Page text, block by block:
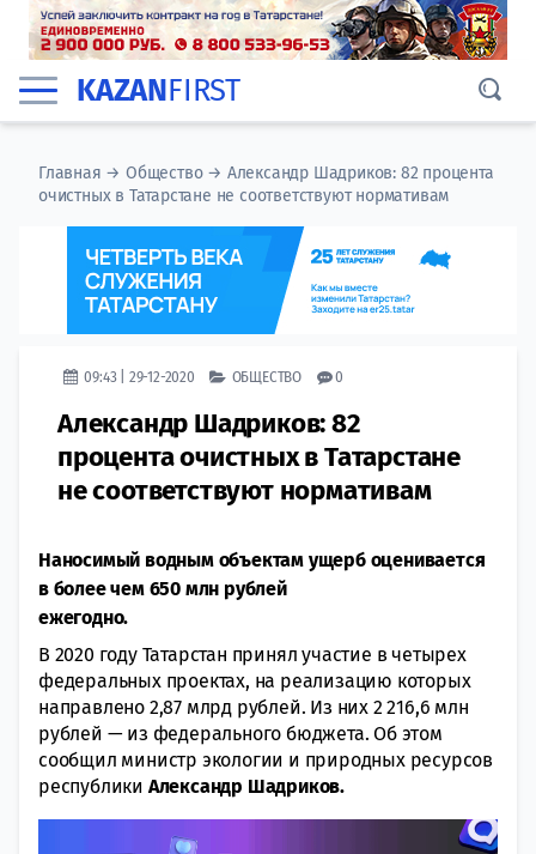
KAZANFIRST
Главная →Общество→ Александр Шадриков: 82 процента
очистных в Татарстане не соответствуют нормативам
09:43 | 29-12-2020 ОБЩЕСТВО 0
Александр Шадриков: 82
процента очистных в Татарстане
не соответствуют нормативам
Наносимый водным объектам ущерб оценивается
в более чем 650 млн рублей
ежегодно.
В 2020 году Татарстан принял участие в четырех
федеральных проектах, на реализацию которых
направлено 2,87 млрд рублей. Из них 2 216,6 млн
рублей — из федерального бюджета. Об этом
сообщил министр экологии и природных ресурсов
республики Александр Шадриков.